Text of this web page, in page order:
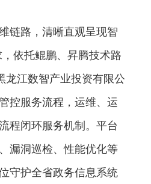
链路，清晰直观呈现智
依托鲲鹏、昇腾技术路
龙江数智产业投资有限公
控服务流程，运维、运
程闭环服务机制。平台
漏洞巡检、性能优化等
守护全省政务信息系统